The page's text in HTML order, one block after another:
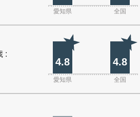
愛知県 全国
:
4.8 4.8
愛知県 全国